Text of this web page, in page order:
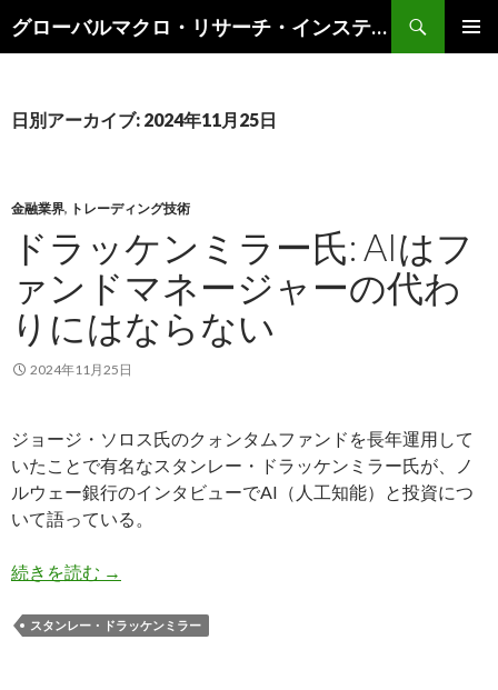
グローバルマクロ・リサーチ・インスティテュート
索
ン
キ
ッ
日別アーカイブ: 2024年11月25日
金融業界, トレーディング技術
ドラッケンミラー氏: AIはフ
ァンドマネージャーの代わ
りにはならない
2024年11月25日
ジョージ・ソロス氏のクォンタムファンドを長年運用して
いたことで有名なスタンレー・ドラッケンミラー氏が、ノ
ルウェー銀行のインタビューでAI（人工知能）と投資につ
いて語っている。
続きを読む ドラッケンミラー氏: AIはファンドマネージャー
→
スタンレー・ドラッケンミラー